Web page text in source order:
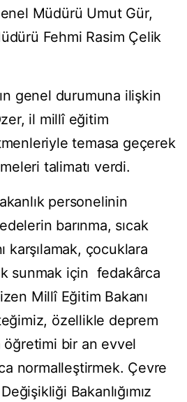
Müdürü Umut Gür,
Fehmi Rasim Çelik
genel durumuna ilişkin
il millî eğitim
temasa geçerek
talimatı verdi.
personelinin
barınma, sıcak
karşılamak, çocuklara
sunmak için fedakârca
Millî Eğitim Bakanı
özellikle deprem
bir an evvel
normalleştirmek. Çevre
Bakanlığımız